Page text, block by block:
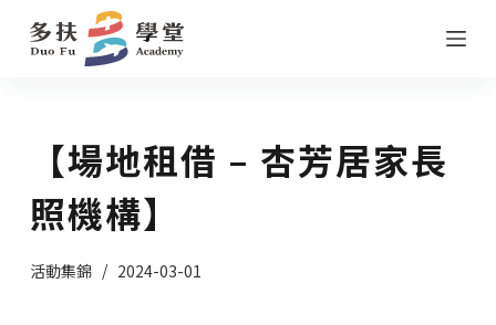
跳
至
【場地租借 – 杏芳居家長
照機構】
活動集錦 2024-03-01